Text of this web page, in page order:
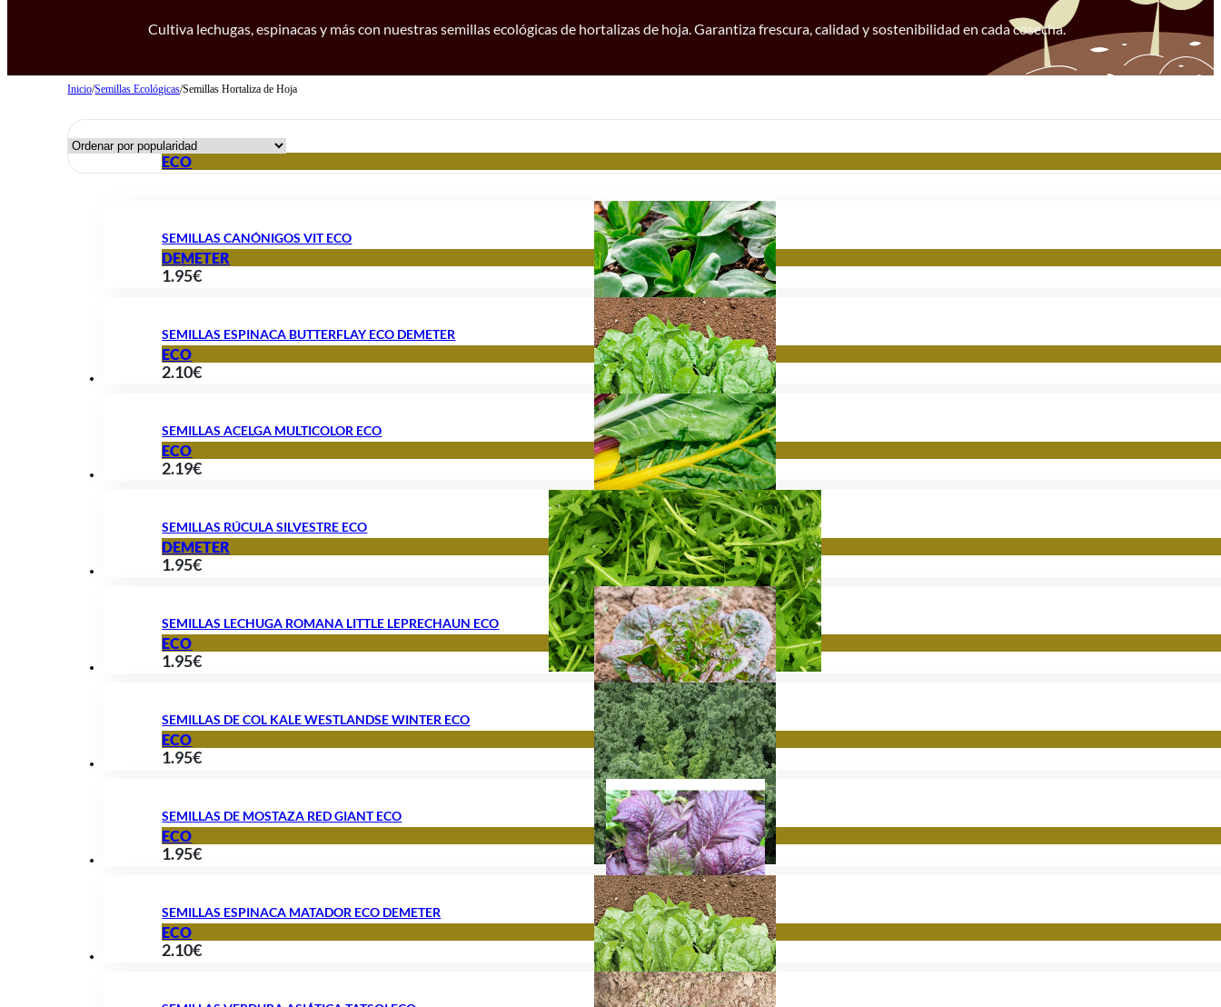
Cultiva lechugas, espinacas y más con nuestras semillas ecológicas de hortalizas de hoja. Garantiza frescura, calidad y sostenibilidad en cada cosecha.
Inicio/Semillas Ecológicas/Semillas Hortaliza de Hoja
ECO
SEMILLAS CANÓNIGOS VIT ECO
1.95€
DEMETER
SEMILLAS ESPINACA BUTTERFLAY ECO DEMETER
2.10€
ECO
SEMILLAS ACELGA MULTICOLOR ECO
2.19€
ECO
SEMILLAS RÚCULA SILVESTRE ECO
1.95€
DEMETER
SEMILLAS LECHUGA ROMANA LITTLE LEPRECHAUN ECO
1.95€
ECO
SEMILLAS DE COL KALE WESTLANDSE WINTER ECO
1.95€
ECO
SEMILLAS DE MOSTAZA RED GIANT ECO
1.95€
ECO
SEMILLAS ESPINACA MATADOR ECO DEMETER
2.10€
ECO